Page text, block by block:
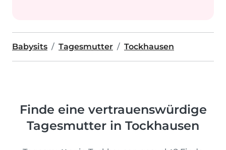
Babysits Tagesmutter Tockhausen
Finde eine vertrauenswürdige
Tagesmutter in Tockhausen